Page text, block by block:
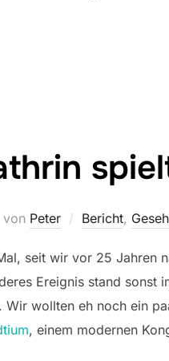
von Peter Bericht,
seit wir vor 25 Jahren
Ereignis stand sonst
Wir wollten eh noch ein
, einem modernen